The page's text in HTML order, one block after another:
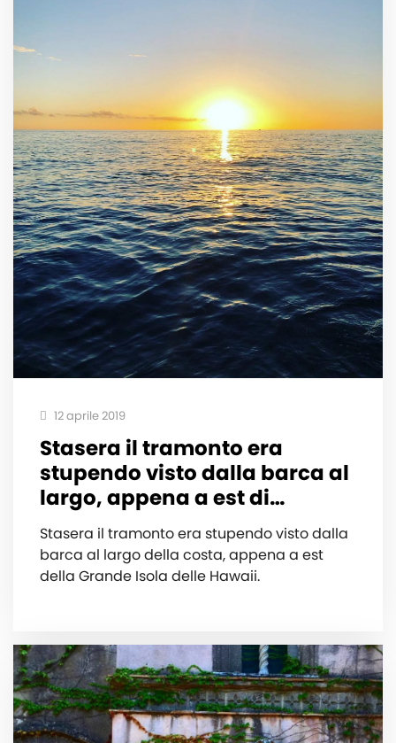
12 aprile 2019
Stasera il tramonto era
stupendo visto dalla barca al
largo, appena a est di…
Stasera il tramonto era stupendo visto dalla
barca al largo della costa, appena a est
della Grande Isola delle Hawaii.